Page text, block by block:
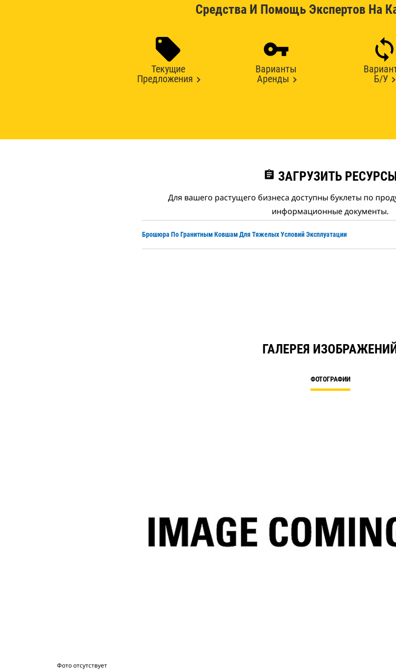
Средства И Помощь Экспертов На
Текущие
Предложения
Варианты
Аренды
Б/У
assignment ЗАГРУЗИТЬ
Для вашего растущего бизнеса доступны буклеты по
информационные документы.
Брошюра По Гранитным Ковшам Для Тяжелых Условий Эксплуатации
ГАЛЕРЕЯ
ФОТОГРАФИИ
Фото отсутствует